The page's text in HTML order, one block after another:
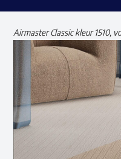
Airmaster Classic kleur 1510,